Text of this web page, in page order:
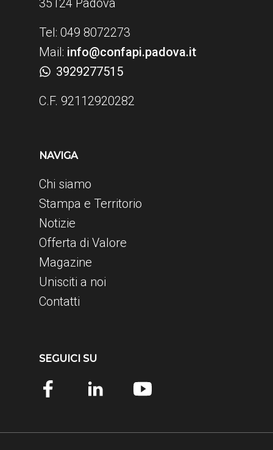
35124 Padova
Tel: 049 8072273
Mail: info@confapi.padova.it
3929277515
C.F. 92112920282
NAVIGA
Chi siamo
Stampa e Territorio
Notizie
Offerta di Valore
Magazine
Unisciti a noi
Contatti
SEGUICI SU